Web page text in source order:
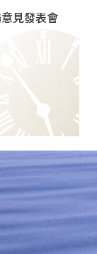
見發表會